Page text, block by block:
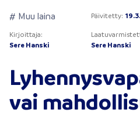
# Muu laina Päivitetty:
Kirjoittaja:
Sere Hanski
Sere Hanski
vai